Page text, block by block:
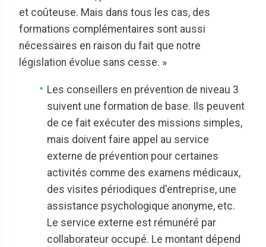
et coûteuse. Mais dans tous les cas, des
formations complémentaires sont aussi
nécessaires en raison du fait que notre
législation évolue sans cesse. »
Les conseillers en prévention de niveau 3
suivent une formation de base. Ils peuvent
de ce fait exécuter des missions simples,
mais doivent faire appel au service
externe de prévention pour certaines
activités comme des examens médicaux,
des visites périodiques d'entreprise, une
assistance psychologique anonyme, etc.
Le service externe est rémunéré par
collaborateur occupé. Le montant dépend